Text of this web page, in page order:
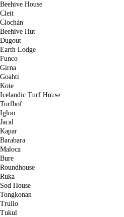
Beehive House
Cleit
Clochán
Beehive Hut
Dugout
Earth Lodge
Funco
Girna
Goahti
Kote
Icelandic Turf House
Torfhof
Igloo
Jacal
Kapar
Barabara
Maloca
Bure
Roundhouse
Ruka
Sod House
Tongkonan
Trullo
Tukul